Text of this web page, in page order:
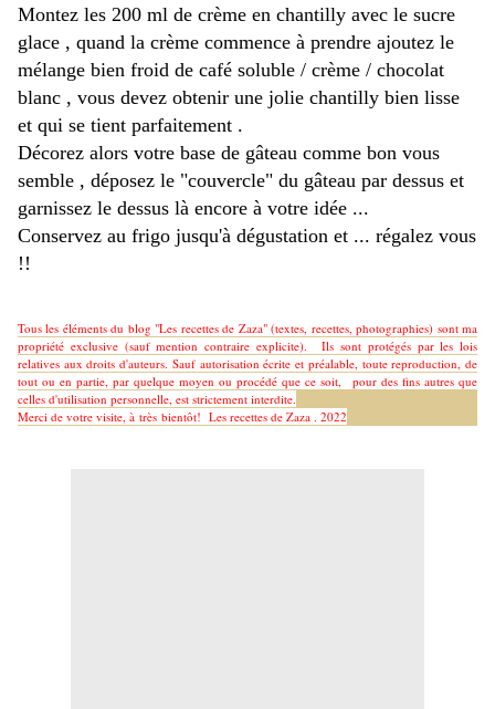
Montez les 200 ml de crème en chantilly avec le sucre
glace , quand la crème commence à prendre ajoutez le
mélange bien froid de café soluble / crème / chocolat
blanc , vous devez obtenir une jolie chantilly bien lisse
et qui se tient parfaitement .
Décorez alors votre base de gâteau comme bon vous
semble , déposez le "couvercle" du gâteau par dessus et
garnissez le dessus là encore à votre idée ...
Conservez au frigo jusqu'à dégustation et ... régalez vous
!!
Tous les éléments du blog "Les recettes de Zaza" (textes, recettes, photographies) sont ma
propriété exclusive (sauf mention contraire explicite). Ils sont protégés par les lois
relatives aux droits d'auteurs. Sauf autorisation écrite et préalable, toute reproduction, de
tout ou en partie, par quelque moyen ou procédé que ce soit, pour des fins autres que
celles d'utilisation personnelle, est strictement interdite.
Merci de votre visite, à très bientôt! Les recettes de Zaza . 2022